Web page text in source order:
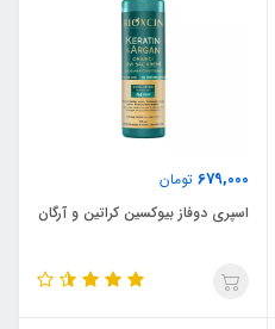
679,000 تومان
اسپری دوفاز بیوکسین کراتین و آرگان